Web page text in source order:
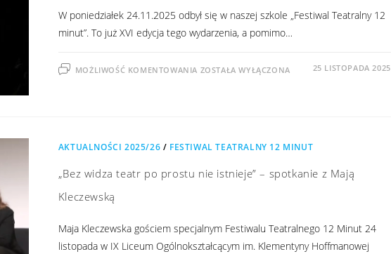
W poniedziałek 24.11.2025 odbył się w naszej szkole „Festiwal Teatralny 12
minut”. To już XVI edycja tego wydarzenia, a pomimo…
MOŻLIWOŚĆ KOMENTOWANIA ZOSTAŁA WYŁĄCZONA 25 LISTOPADA 2025
AKTUALNOŚCI 2025/26 / FESTIWAL TEATRALNY 12 MINUT
„Bez widza teatr po prostu nie istnieje” – spotkanie z Mają
Kleczewską
Maja Kleczewska gościem specjalnym Festiwalu Teatralnego 12 Minut 24
listopada w IX Liceum Ogólnokształcącym im. Klementyny Hoffmanowej